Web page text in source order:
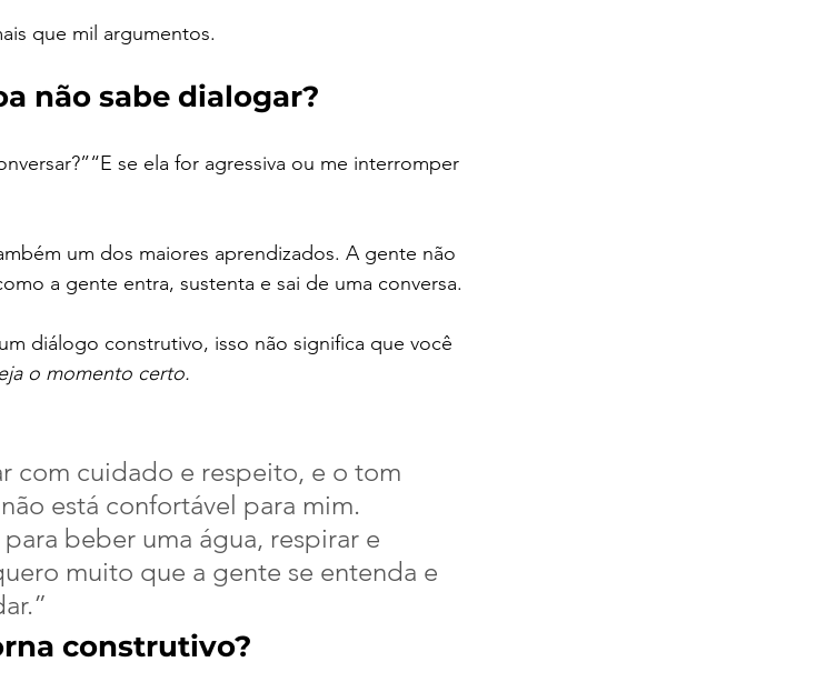
que mil argumentos.
não sabe dialogar?
se ela for agressiva ou me interromper
um dos maiores aprendizados. A gente não
a gente entra, sustenta e sai de uma conversa.
diálogo construtivo, isso não significa que você
o momento certo.
com cuidado e respeito, e o tom
está confortável para mim.
beber uma água, respirar e
muito que a gente se entenda e
construtivo?